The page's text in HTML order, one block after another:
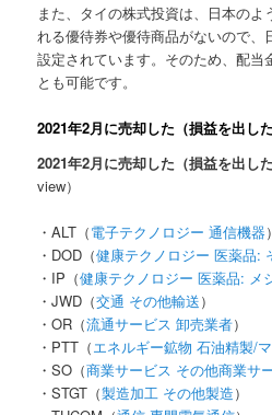
また、タイの株式投資は、日本のよ
れる優待券や優待商品がないので、
設定されています。 そのため、配当
とも可能です。
2021年2月に売却した（損益を出し
2021年2月に売却した（損益を出し
view）
・ALT（電子テクノロジー 通信機器）
・DOD（健康テクノロジー 医薬品:
・IP（健康テクノロジー 医薬品: メ
・JWD（交通 その他輸送）
・OR（流通サービス 卸売業者）
・PTT（エネルギー鉱物 石油精製/
・SO（商業サービス その他商業サ
・STGT（製造加工 その他製造）